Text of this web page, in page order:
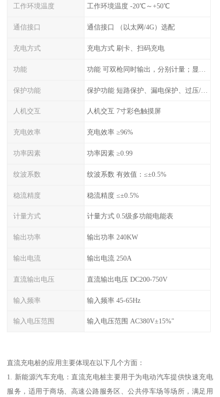
工作环境温度 工作环境温度 -20℃～+50℃
通信接口 通信接口 （以太网/4G）选配
充电方式 充电方式 刷卡、扫码充电
功能
保护功能 保护功能 短路保护、漏电保护、过压/欠压保护、过流保护、过温保护、蓄电池反接保护、过充保护
人机交互 人机交互 7寸彩色触摸屏
充电效率 充电效率 ≥96%
功率因素 功率因素 ≥0.99
纹波系数 纹波系数 有效值：≤±0.5%
稳流精度 稳流精度 ≤±0.5%
计量方式 计量方式 0.5级多功能电能表
输出功率 输出功率 240KW
输出电流 输出电流 250A
直流输出电压 直流输出电压 DC200-750V
输入频率 输入频率 45-65Hz
输入电压范围 输入电压范围 AC380V±15%"
直流充电桩的应用主要体现在以下几个方面：
1. 新能源汽车充电：直流充电桩主要用于为电动汽车提供快速充电
服务，适用于商场、高速公路服务区、公共停车场等场所，满足用